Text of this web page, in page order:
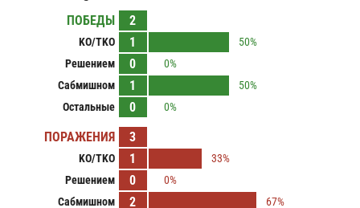
ПОБЕДЫ
2
KO/TKO 1
50%
Решением
0
0%
Сабмишном
1
50%
Остальные
0 0%
ПОРАЖЕНИЯ 3
KO/TKO 1
33%
Решением
0
0%
Сабмишном
2
67%